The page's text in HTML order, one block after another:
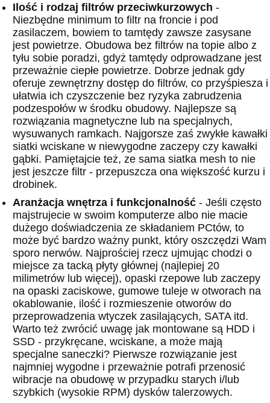
Ilość i rodzaj filtrów przeciwkurzowych -
Niezbędne minimum to filtr na froncie i pod
zasilaczem, bowiem to tamtędy zawsze zasysane
jest powietrze. Obudowa bez filtrów na topie albo z
tyłu sobie poradzi, gdyż tamtędy odprowadzane jest
przeważnie ciepłe powietrze. Dobrze jednak gdy
oferuje zewnętrzny dostęp do filtrów, co przyśpiesza i
ułatwia ich czyszczenie bez ryzyka zabrudzenia
podzespołów w środku obudowy. Najlepsze są
rozwiązania magnetyczne lub na specjalnych,
wysuwanych ramkach. Najgorsze zaś zwykłe kawałki
siatki wciskane w niewygodne zaczepy czy kawałki
gąbki. Pamiętajcie też, ze sama siatka mesh to nie
jest jeszcze filtr - przepuszcza ona większość kurzu i
drobinek.
Aranżacja wnętrza i funkcjonalność - Jeśli często
majstrujecie w swoim komputerze albo nie macie
dużego doświadczenia ze składaniem PCtów, to
może być bardzo ważny punkt, który oszczędzi Wam
sporo nerwów. Najprościej rzecz ujmując chodzi o
miejsce za tacką płyty głównej (najlepiej 20
milimetrów lub więcej), opaski rzepowe lub zaczepy
na opaski zaciskowe, gumowe tuleje w otworach na
okablowanie, ilość i rozmieszenie otworów do
przeprowadzenia wtyczek zasilających, SATA itd.
Warto też zwrócić uwagę jak montowane są HDD i
SSD - przykręcane, wciskane, a może mają
specjalne saneczki? Pierwsze rozwiązanie jest
najmniej wygodne i przeważnie potrafi przenosić
wibracje na obudowę w przypadku starych i/lub
szybkich (wysokie RPM) dysków talerzowych.